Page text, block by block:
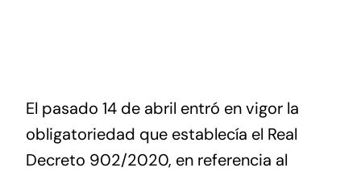
El pasado 14 de abril entró en vigor la
obligatoriedad que establecía el Real
Decreto 902/2020, en referencia al